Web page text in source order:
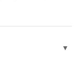
▼